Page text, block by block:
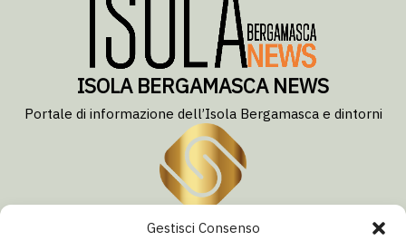
Gestisci Consenso
ISOLA BERGAMASCA NEWS
Portale di informazione dell’Isola Bergamasca e dintorni